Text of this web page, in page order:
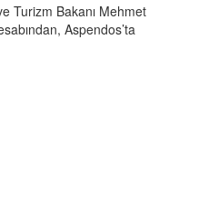
Turizm Bakanı Mehmet
Aspendos’ta